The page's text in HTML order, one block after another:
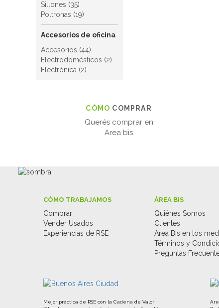
Sillones (35)
Poltronas (19)
Accesorios de oficina
Accesorios (44)
Electrodomésticos (2)
Electrónica (2)
CÓMO COMPRAR
Querés comprar en
Area bis
CÓMO TRABAJAMOS
Comprar
Vender Usados
Experiencias de RSE
ÁREA BIS
Quiénes Somos
Clientes
Area Bis en los
Términos y
Preguntas
Mejor práctica de RSE con la Cadena de Valor